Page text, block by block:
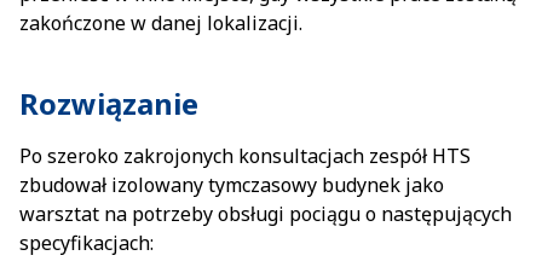
zakończone w danej lokalizacji.
Rozwiązanie
Po szeroko zakrojonych konsultacjach zespół HTS
zbudował izolowany tymczasowy budynek jako
warsztat na potrzeby obsługi pociągu o następujących
specyfikacjach: